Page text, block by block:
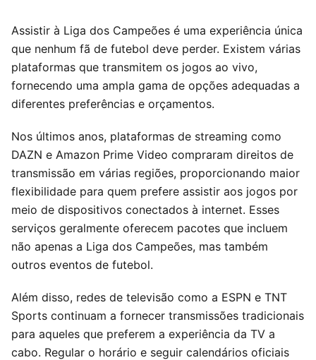
Assistir à Liga dos Campeões é uma experiência única
que nenhum fã de futebol deve perder. Existem várias
plataformas que transmitem os jogos ao vivo,
fornecendo uma ampla gama de opções adequadas a
diferentes preferências e orçamentos.
Nos últimos anos, plataformas de streaming como
DAZN e Amazon Prime Video compraram direitos de
transmissão em várias regiões, proporcionando maior
flexibilidade para quem prefere assistir aos jogos por
meio de dispositivos conectados à internet. Esses
serviços geralmente oferecem pacotes que incluem
não apenas a Liga dos Campeões, mas também
outros eventos de futebol.
Além disso, redes de televisão como a ESPN e TNT
Sports continuam a fornecer transmissões tradicionais
para aqueles que preferem a experiência da TV a
cabo. Regular o horário e seguir calendários oficiais